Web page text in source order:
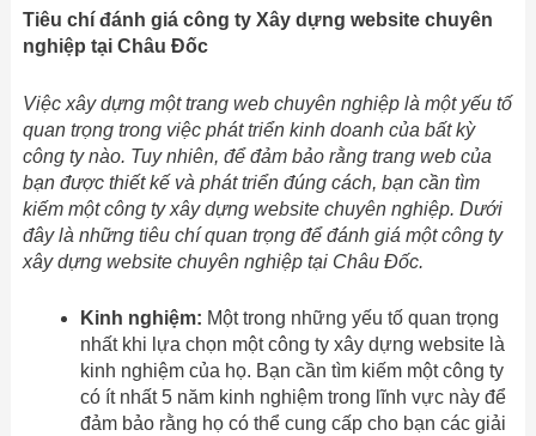
Tiêu chí đánh giá công ty Xây dựng website chuyên
nghiệp tại Châu Đốc
Việc xây dựng một trang web chuyên nghiệp là một yếu tố
quan trọng trong việc phát triển kinh doanh của bất kỳ
công ty nào. Tuy nhiên, để đảm bảo rằng trang web của
bạn được thiết kế và phát triển đúng cách, bạn cần tìm
kiếm một công ty xây dựng website chuyên nghiệp. Dưới
đây là những tiêu chí quan trọng để đánh giá một công ty
xây dựng website chuyên nghiệp tại Châu Đốc.
Kinh nghiệm: Một trong những yếu tố quan trọng
nhất khi lựa chọn một công ty xây dựng website là
kinh nghiệm của họ. Bạn cần tìm kiếm một công ty
có ít nhất 5 năm kinh nghiệm trong lĩnh vực này để
đảm bảo rằng họ có thể cung cấp cho bạn các giải